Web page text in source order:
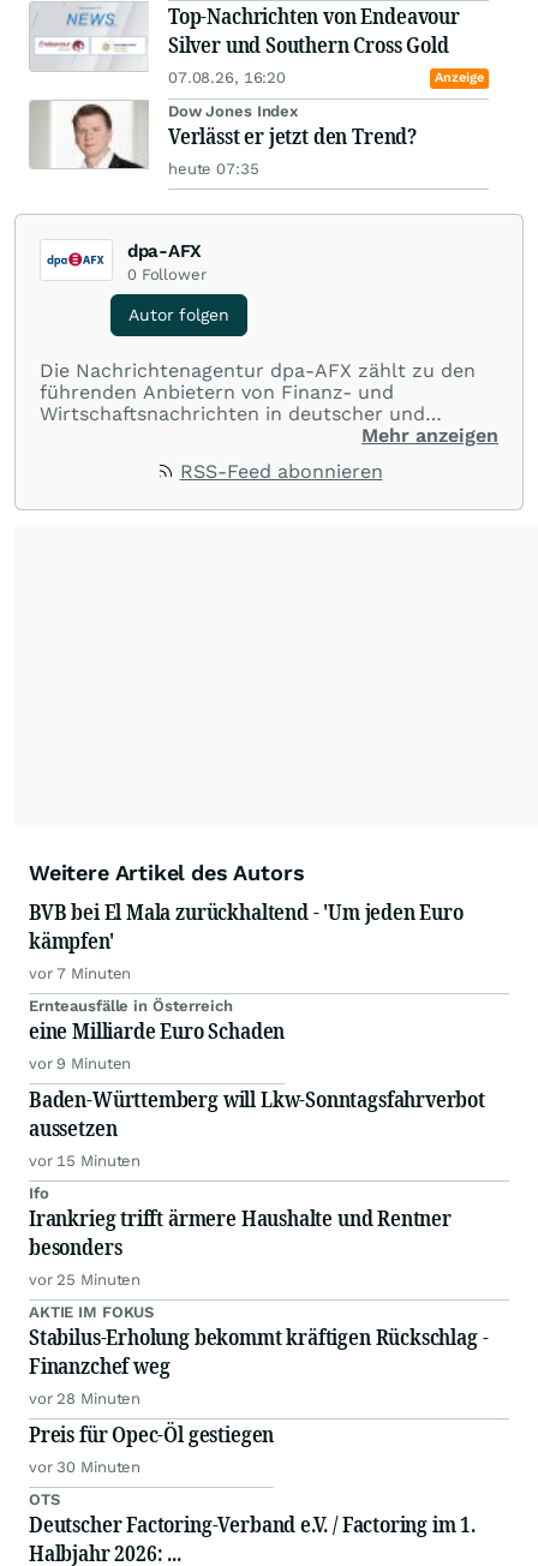
Top-Nachrichten von Endeavour
Silver und Southern Cross Gold
07.08.26, 16:20 Anzeige
Dow Jones Index
Verlässt er jetzt den Trend?
heute 07:35
dpa-AFX
0 Follower
Autor folgen
Die Nachrichtenagentur dpa-AFX zählt zu den
führenden Anbietern von Finanz- und
Wirtschaftsnachrichten in deutscher und
englischer Sprache. Gestützt auf ein
dpa-AFX unabhängig, zuverlässig und schnell
Mehr anzeigen
RSS-Feed abonnieren
Weitere Artikel des Autors
BVB bei El Mala zurückhaltend - 'Um jeden Euro
kämpfen'
vor 7 Minuten
Ernteausfälle in Österreich
eine Milliarde Euro Schaden
vor 9 Minuten
Baden-Württemberg will Lkw-Sonntagsfahrverbot
aussetzen
vor 15 Minuten
Ifo
Irankrieg trifft ärmere Haushalte und Rentner
besonders
vor 25 Minuten
AKTIE IM FOKUS
Stabilus-Erholung bekommt kräftigen Rückschlag -
Finanzchef weg
vor 28 Minuten
Preis für Opec-Öl gestiegen
vor 30 Minuten
OTS
Deutscher Factoring-Verband e.V. / Factoring im 1.
Halbjahr 2026: ...